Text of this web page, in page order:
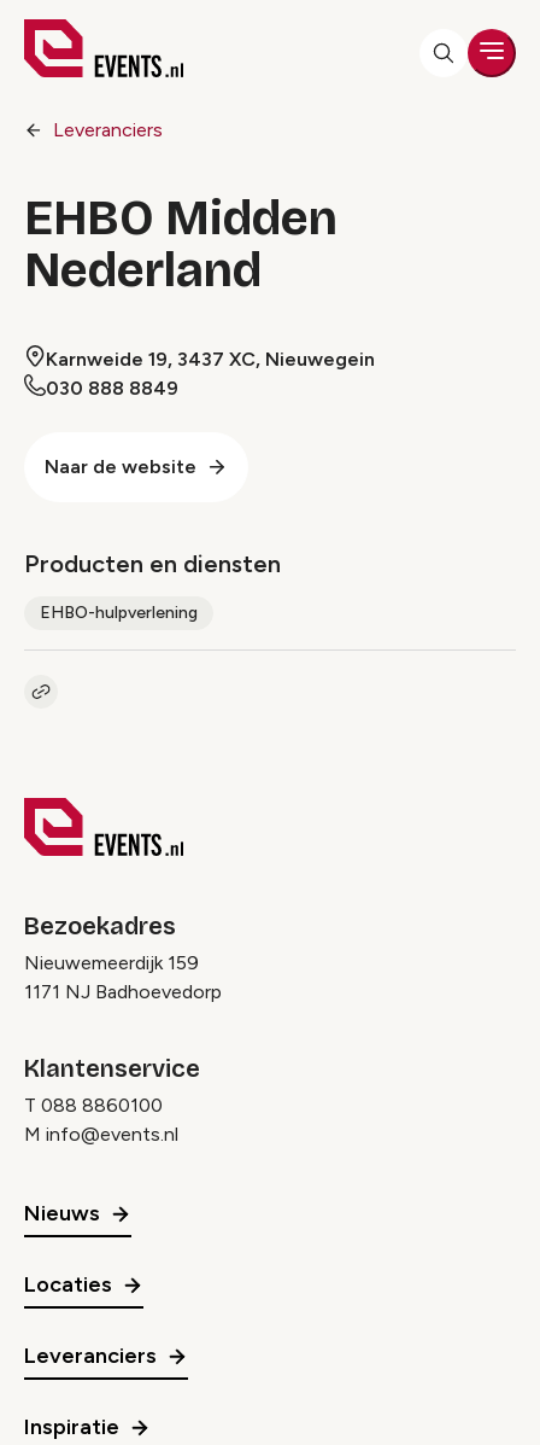
Leveranciers
EHBO Midden
Nederland
Karnweide 19, 3437 XC, Nieuwegein
030 888 8849
Naar de website
Producten en diensten
EHBO-hulpverlening
Kopieer link naar pagina
Bezoekadres
Nieuwemeerdijk 159
1171 NJ Badhoevedorp
Klantenservice
T 088 8860100
M info@events.nl
Nieuws
Locaties
Leveranciers
Inspiratie